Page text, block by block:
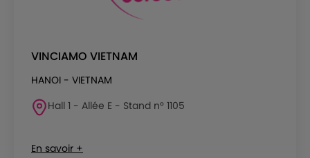
VINCIAMO VIETNAM
HANOI - VIETNAM
Hall 1 - Allée E - Stand n° 1105
En savoir +